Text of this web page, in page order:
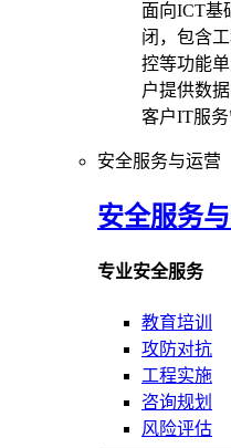
面向ICT基
闭，包含
控等功能
户提供数
客户IT服务
安全服务与运营
安全服务
专业安全服务
教育培训
攻防对抗
工程实施
咨询规划
风险评估